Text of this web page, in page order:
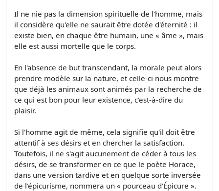
Il ne nie pas la dimension spirituelle de l'homme, mais
il considère qu'elle ne saurait être dotée d'éternité : il
existe bien, en chaque être humain, une « âme », mais
elle est aussi mortelle que le corps.
En l'absence de but transcendant, la morale peut alors
prendre modèle sur la nature, et celle-ci nous montre
que déjà les animaux sont animés par la recherche de
ce qui est bon pour leur existence, c'est-à-dire du
plaisir.
Si l'homme agit de même, cela signifie qu'il doit être
attentif à ses désirs et en chercher la satisfaction.
Toutefois, il ne s'agit aucunement de céder à tous les
désirs, de se transformer en ce que le poète Horace,
dans une version tardive et en quelque sorte inversée
de l'épicurisme, nommera un « pourceau d'Épicure ».